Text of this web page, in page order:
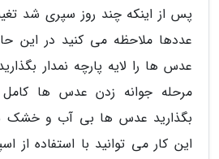
پس از اینکه چند روز سپری شد
عددها ملاحظه می کنید در این
عدس ها را لایه پارچه نمدار
مرحله جوانه زدن عدس ها
بگذارید عدس ها بی آب و خشک
این کار می توانید با استفاده از